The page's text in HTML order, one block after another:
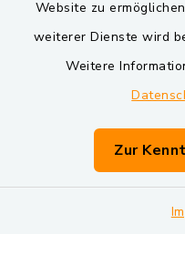
Website zu
weiterer Dienste wird
Weitere
Zur